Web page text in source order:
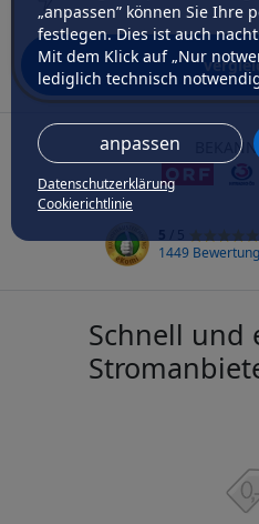
„anpassen” können Sie Ihre
festlegen. Dies ist auch
Mit dem Klick auf „Nur
lediglich technisch
anpassen
Datenschutzerklärung
Cookierichtlinie
1449
Schnell und